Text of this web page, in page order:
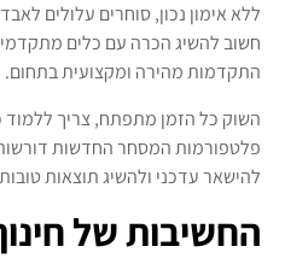
ללא אימון נכון, סוחרים עלולים
חשוב להשיג הכרה עם כלים
התקדמות מהירה ומקצועית בתחום.
השוק כל הזמן מתפתח, צריך ללמוד
פלטפורמות המסחר החדשות
להישאר עדכני ולהשיג תוצאות
החשיבות של